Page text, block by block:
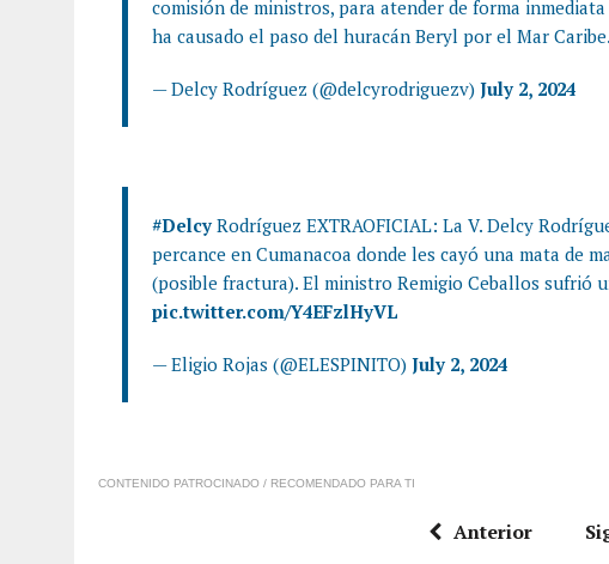
comisión de ministros, para atender de forma
ha causado el paso del huracán Beryl por el Mar Caribe.
— Delcy Rodríguez (@delcyrodriguezv) July 2, 2024
#Delcy Rodríguez EXTRAOFICIAL: La V. Delcy
percance en Cumanacoa donde les cayó una mata de
(posible fractura). El ministro Remigio Ceballos sufrió
pic.twitter.com/Y4EFzlHyVL
— Eligio Rojas (@ELESPINITO) July 2, 2024
CONTENIDO PATROCINADO / RECOMENDADO PARA TI
Anterior